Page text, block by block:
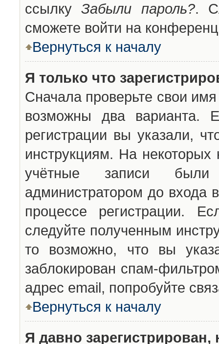
ссылкуЗабыли пароль?.
сможете войти на
Вернуться к началу
Я только что
Сначала проверьте свои
возможны два варианта.
регистрации вы указали,
инструкциям. На
учётные записи были
администратором до входа
процессе регистрации.
следуйте полученным
то возможно, что вы
заблокирован спам-
адрес email, попробуйте
Вернуться к началу
Я давно